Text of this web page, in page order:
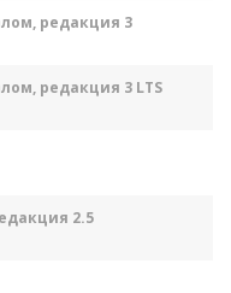
редакция 3
редакция 3 LTS
2.5